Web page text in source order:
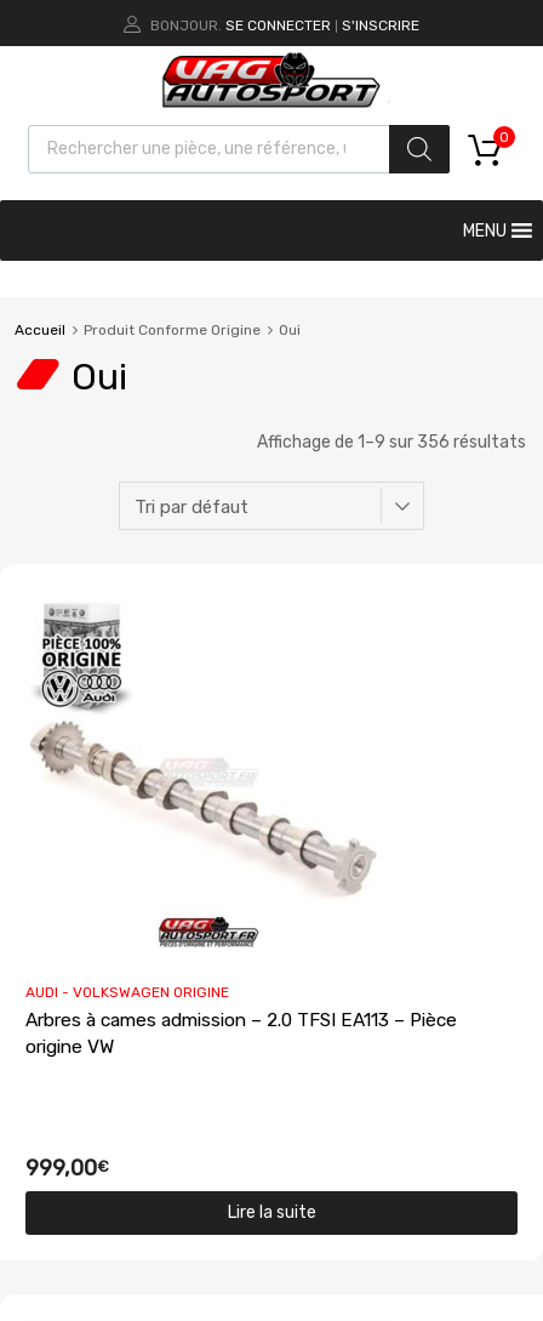
BONJOUR. SE CONNECTER S'INSCRIRE
0
MENU
Accueil Produit Conforme Origine Oui
Oui
Affichage de 1–9 sur 356 résultats
AUDI - VOLKSWAGEN ORIGINE
Arbres à cames admission – 2.0 TFSI EA113 – Pièce
origine VW
999,00€
Lire la suite